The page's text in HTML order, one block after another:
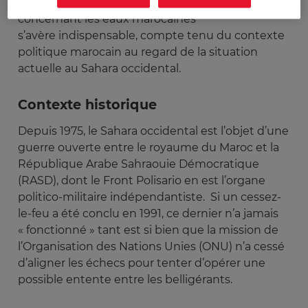
concernant les eaux marocaines
s’avère indispensable, compte tenu du contexte
politique marocain au regard de la situation
actuelle au Sahara occidental.
Contexte historique
Depuis 1975, le Sahara occidental est l’objet d’une
guerre ouverte entre le royaume du Maroc et la
République Arabe Sahraouie Démocratique
(RASD), dont le Front Polisario en est l’organe
politico-militaire indépendantiste. Si un cessez-
le-feu a été conclu en 1991, ce dernier n’a jamais
« fonctionné » tant est si bien que la mission de
l’Organisation des Nations Unies (ONU) n’a cessé
d’aligner les échecs pour tenter d’opérer une
possible entente entre les belligérants.